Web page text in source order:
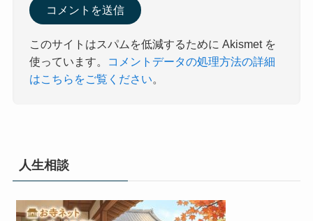
このサイトはスパムを低減するために Akismet を
使っています。
コメントデータの処理方法の詳細
はこちらをご覧ください。
人生相談